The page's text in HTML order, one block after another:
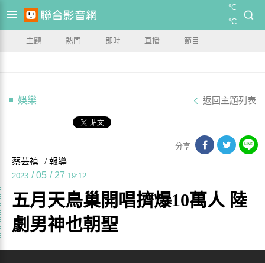
°C
°C
主題 熱門 即時 直播 節目
娛樂 返回主題列表
分享
蔡芸禛 / 報導
2023 / 05 / 27 19:12
五月天鳥巢開唱擠爆10萬人 陸
劇男神也朝聖